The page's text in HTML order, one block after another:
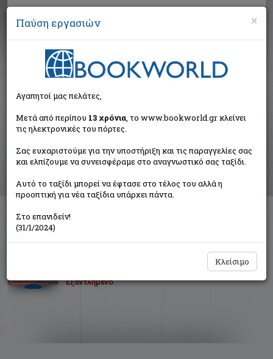
Αναζήτηση
Αποτελέσματα αναζήτησης
Συγγραφέας: Tailhade Laurent (1 βιβλία)
Ταξινόμηση ανά:
Οι μεταφράσεις του Κ. Γ. Καρυωτάκη
Εξαντλημένο
×
Παύση εργασιών
Αγαπητοί μας πελάτες,
Μετά από περίπου 13 χρόνια, το www.bookworld.gr κλείνει
τις ηλεκτρονικές του πόρτες.
Σας ευχαριστούμε για την υποστήριξη και τις παραγγελίες σας
και ελπίζουμε να συνεισφέραμε στο αναγνωστικό σας ταξίδι.
Αυτό το ταξίδι μπορεί να έφτασε στο τέλος του αλλά η
προοπτική για νέα ταξίδια υπάρχει πάντα.
Στο επανιδείν!
(31/1/2024)
Κλείσιμο